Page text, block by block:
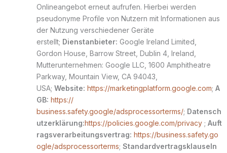
Onlineangebot erneut aufrufen. Hierbei werden
pseudonyme Profile von Nutzern mit Informationen aus
der Nutzung verschiedener Geräte
erstellt; Dienstanbieter: Google Ireland Limited,
Gordon House, Barrow Street, Dublin 4, Ireland,
Mutterunternehmen: Google LLC, 1600 Amphitheatre
Parkway, Mountain View, CA 94043,
USA; Website: https://marketingplatform.google.com; A
GB: https://
business.safety.google/adsprocessorterms/; Datensch
utzerklärung:https://policies.google.com/privacy ; Auft
ragsverarbeitungsvertrag: https://business.safety.go
ogle/adsprocessorterms; Standardvertragsklauseln